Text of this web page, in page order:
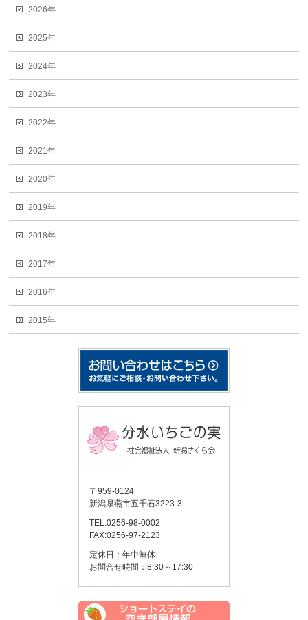
2026年
2025年
2024年
2023年
2022年
2021年
2020年
2019年
2018年
2017年
2016年
2015年
〒959-0124
新潟県燕市五千石3223-3
TEL:0256-98-0002
FAX:0256-97-2123
定休日：年中無休
お問合せ時間：8:30～17:30